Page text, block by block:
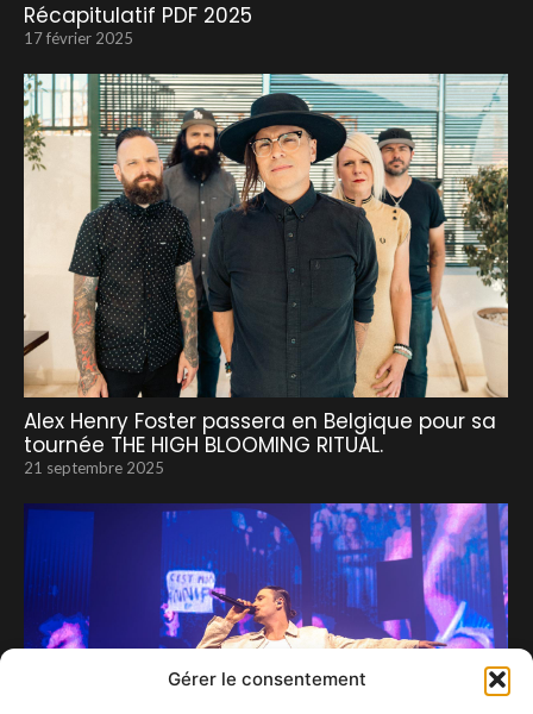
Gérer le consentement
Récapitulatif PDF 2025
17 février 2025
Alex Henry Foster passera en Belgique pour sa
tournée THE HIGH BLOOMING RITUAL.
21 septembre 2025